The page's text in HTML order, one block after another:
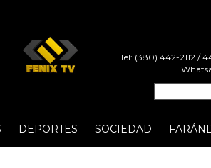
Tel: (380) 442-2112 /
DEPORTES SOCIEDAD